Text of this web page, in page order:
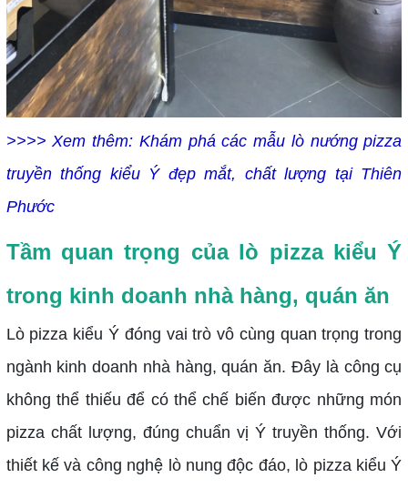
>>>> Xem thêm: Khám phá các mẫu lò nướng pizza
truyền thống kiểu Ý đẹp mắt, chất lượng tại Thiên
Phước
Tầm quan trọng của lò pizza kiểu Ý
trong kinh doanh nhà hàng, quán ăn
Lò pizza kiểu Ý đóng vai trò vô cùng quan trọng trong
ngành kinh doanh nhà hàng, quán ăn. Đây là công cụ
không thể thiếu để có thể chế biến được những món
pizza chất lượng, đúng chuẩn vị Ý truyền thống. Với
thiết kế và công nghệ lò nung độc đáo, lò pizza kiểu Ý